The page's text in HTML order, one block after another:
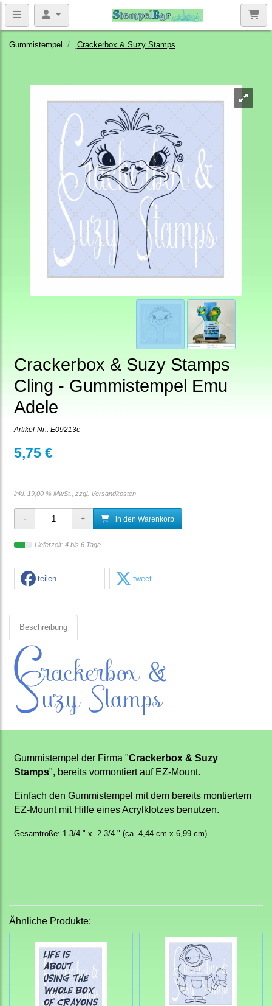
Gummistempel Crackerbox & Suzy Stamps
Crackerbox & Suzy Stamps
Cling - Gummistempel Emu
Adele
Artikel-Nr.: E09213c
5,75 €
inkl. 19,00 % MwSt., zzgl. Versandkosten
in den Warenkorb
Lieferzeit: 4 bis 6 Tage
teilen tweet
Beschreibung
Gummistempel der Firma "Crackerbox & Suzy
Stamps", bereits vormontiert auf EZ-Mount.
Einfach den Gummistempel mit dem bereits montiertem
EZ-Mount mit Hilfe eines Acrylklotzes benutzen.
Gesamtröße: 1 3/4 " x 2 3/4 " (ca. 4,44 cm x 6,99 cm)
Ähnliche Produkte: